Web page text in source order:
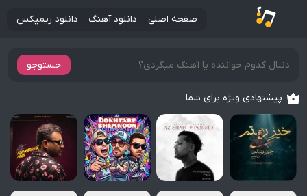
صفحه اصلی دانلود آهنگ دانلود ریمیکس
جستوجو
پیشنهادی ویژه برای شما